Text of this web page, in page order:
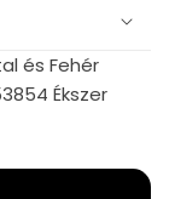
és Fehér
Ékszer